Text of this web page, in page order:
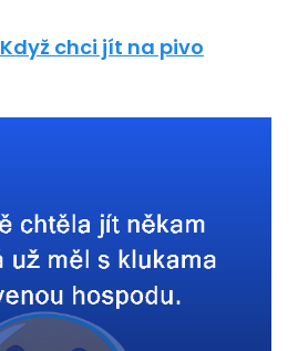
Když chci jít na pivo